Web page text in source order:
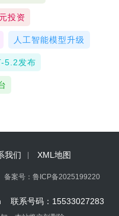
投资
人工智能模型升级
5.2发布
我们 XML地图
案号： 鲁ICP备2025199220
联系号码：15533027283